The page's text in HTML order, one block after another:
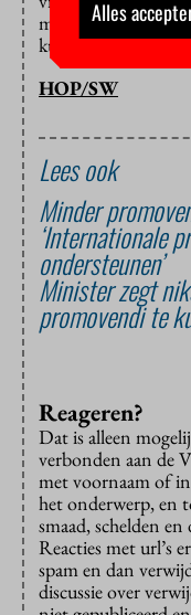
mannen. Die
kunnen we nu
HOP/SW
Lees ook
Minder
‘Internationale
ondersteunen’
Minister zegt
promovendi te
Reageren?
Dat is alleen
verbonden aan de
met voornaam of
het onderwerp, en
smaad, schelden
Reacties met url’s
spam en dan
discussie over
Alles